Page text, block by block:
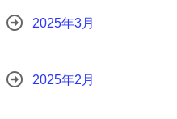
2025年3月
2025年2月